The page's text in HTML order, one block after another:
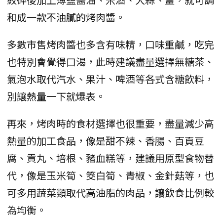
和成一款不油膩的烤肉醬。
多數市售烤肉醬也多含有味精，口味重鹹，吃完
也特別會覺得口渴，此時建議盡量選擇無糖茶、
氣泡水取代汽水、果汁、啤酒等各式含糖飲料，
別讓熱量一下就爆表。
再來，烤肉時的食材選擇也很重要，盡量減少高
熱量的加工食品，像是甜不辣、香腸、百頁豆
腐、貢丸、培根、豬血糕等，建議用原型食物替
代，像是玉米筍、筊白筍、青椒、金針菇等，也
可多用蔬菜類取代高油脂的肉品，讓飲食比例較
為均衡。